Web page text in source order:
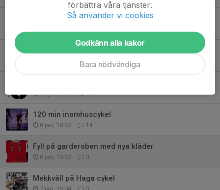
Vi behöver dig – just nu saknar vi valberedning
30 jan, 12:37 0
120 min inomhuscykel
8 jan, 18:32 14
Fyll på garderoben med nya kläder
8 jan, 10:32 0
Mekkväll på Haga cykel
förbättra våra tjänster.
Så använder vi cookies
Godkänn alla kakor
Bara nödvändiga